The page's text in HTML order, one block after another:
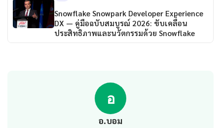
Snowflake Snowpark Developer Experience
DX — คู่มือฉบับสมบูรณ์ 2026: ขับเคลื่อน
ประสิทธิภาพและนวัตกรรมด้วย Snowflake
อ
อ.บอม